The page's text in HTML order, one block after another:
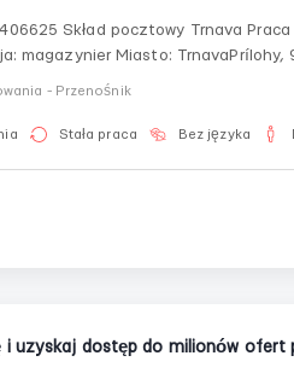
mężczyzn, kobiet i par
26 Zavar, Słowacja Płaca: 6 euro za
- Przenośnik
Stała praca Bez języka
i uzyskaj dostęp do milionów ofert